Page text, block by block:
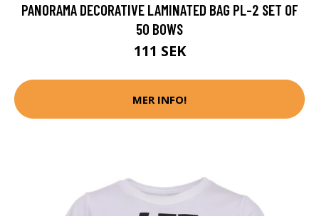
PANORAMA DECORATIVE LAMINATED BAG PL-2 SET OF
50 BOWS
111 SEK
MER INFO!